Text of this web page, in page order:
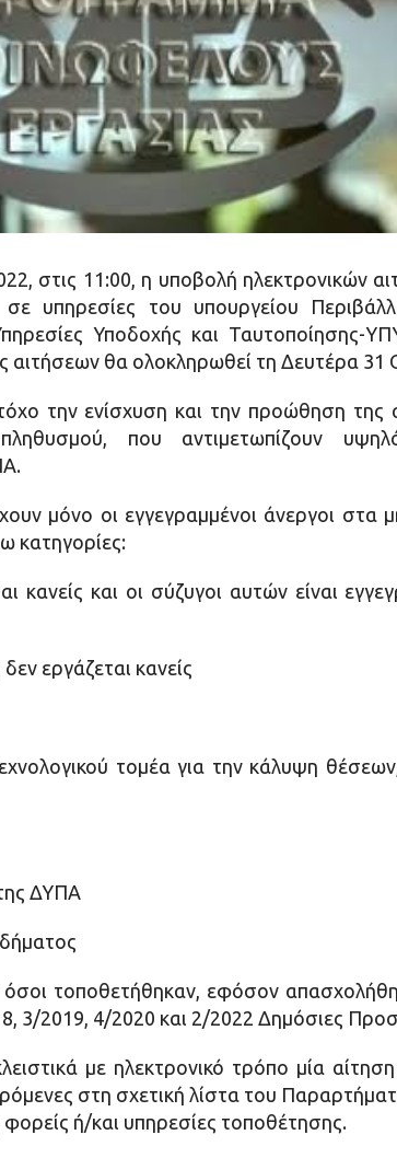
στις 11:00, η υποβολή ηλεκτρονικών
υπηρεσίες του υπουργείου
Υποδοχής και Ταυτοποίησης-
θα ολοκληρωθεί τη Δευτέρα 31
την ενίσχυση και την προώθηση
που αντιμετωπίζουν
μόνο οι εγγεγραμμένοι άνεργοι
κατηγορίες:
κανείς και οι σύζυγοι αυτών είναι
εργάζεται κανείς
τομέα για την κάλυψη
ΔΥΠΑ
τοποθετήθηκαν, εφόσον
3/2019, 4/2020 και 2/2022 Δημόσιες
με ηλεκτρονικό τρόπο μία
στη σχετική λίστα του
ή/και υπηρεσίες τοποθέτησης.